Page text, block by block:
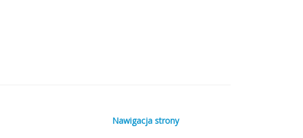
Nawigacja strony